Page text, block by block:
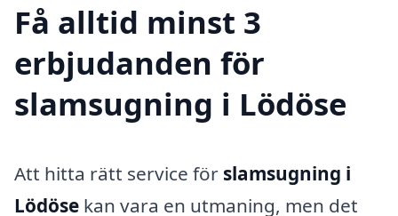
Få alltid minst 3
erbjudanden för
slamsugning i Lödöse
Att hitta rätt service för slamsugning i
Lödöse kan vara en utmaning, men det